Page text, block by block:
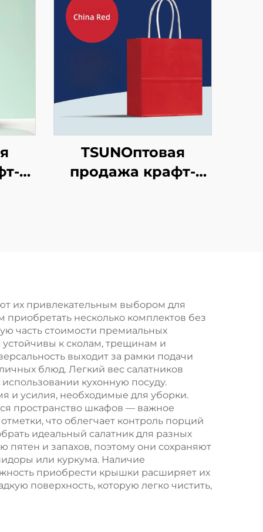
TSUNОптовая
продажа крафт-
рождественской
еды в пластиковую
упаковку
их привлекательным выбором для
несколько комплектов без
часть стоимости премиальных
устойчивы к сколам, трещинам и
выходит за рамки подачи
блюд. Легкий вес салатников
кухонную посуду.
и усилия, необходимые для уборки.
пространство шкафов — важное
что облегчает контроль порций
идеальный салатник для разных
пятен и запахов, поэтому они сохраняют
или куркума. Наличие
приобрести крышки расширяет их
поверхность, которую легко чистить,